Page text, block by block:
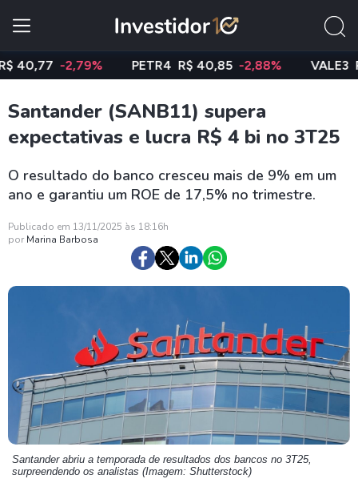
-2,79% PETR4 R$ 40,85 -2,88% VALE3 R$
Santander (SANB11) supera
expectativas e lucra R$ 4 bi no 3T25
O resultado do banco cresceu mais de 9% em um
ano e garantiu um ROE de 17,5% no trimestre.
Publicado em 13/11/2025 às 18:16h
por Marina Barbosa
Santander abriu a temporada de resultados dos bancos no 3T25,
surpreendendo os analistas (Imagem: Shutterstock)